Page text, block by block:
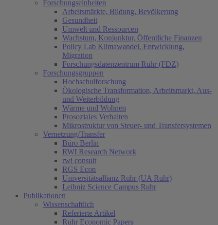
Forschungseinheiten
Arbeitsmärkte, Bildung, Bevölkerung
Gesundheit
Umwelt und Ressourcen
Wachstum, Konjunktur, Öffentliche Finanzen
Policy Lab Klimawandel, Entwicklung,
Migration
Forschungsdatenzentrum Ruhr (FDZ)
Forschungsgruppen
Hochschulforschung
Ökologische Transformation, Arbeitsmarkt, Aus-
und Weiterbildung
Wärme und Wohnen
Prosoziales Verhalten
Mikrostruktur von Steuer- und Transfersystemen
Vernetzung/Transfer
Büro Berlin
RWI Research Network
rwi consult
RGS Econ
Universitätsallianz Ruhr (UA Ruhr)
Leibniz Science Campus Ruhr
Publikationen
Wissenschaftlich
Referierte Artikel
Ruhr Economic Papers